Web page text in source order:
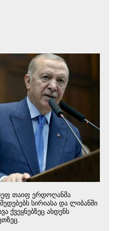
თაიფ ერდოღანმა
სირიასა და ლიბანში
ქვეყნებზეც ახდენს